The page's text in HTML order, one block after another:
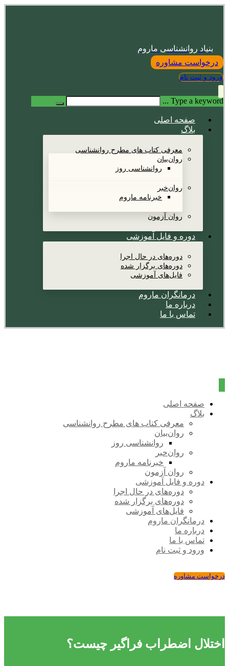
بنیاد روانشناسی ماروم
درخواست مشاوره
ورود و ثبت نام
Type a keyword ...
صفحه اصلی
بلاگ
معرفی کتاب های مطرح روانشناسی
روان‌بیان
روانشناسی روز
روان‌خبر
خبرنامه ماروم
روان آزمون
دوره و فایل آموزشی
دوره‌های در حال اجرا
دوره‌های برگزار شده
فایل‌های آموزشی
درمانگران ماروم
درباره ما
تماس با ما
صفحه اصلی
بلاگ
معرفی کتاب های مطرح روانشناسی
روان‌بیان
روانشناسی روز
روان‌خبر
خبرنامه ماروم
روان آزمون
دوره و فایل آموزشی
دوره‌های در حال اجرا
دوره‌های برگزار شده
فایل‌های آموزشی
درمانگران ماروم
درباره ما
تماس با ما
ورود و ثبت نام
درخواست مشاوره
اختلال اضطراب فراگیر چیست؟